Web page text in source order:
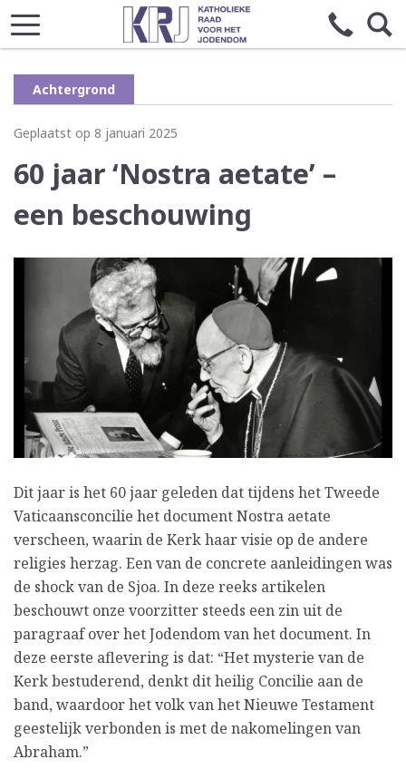
Achtergrond
Geplaatst op 8 januari 2025
60 jaar ‘Nostra aetate’ –
een beschouwing
Dit jaar is het 60 jaar geleden dat tijdens het Tweede
Vaticaansconcilie het document Nostra aetate
verscheen, waarin de Kerk haar visie op de andere
religies herzag. Een van de concrete aanleidingen was
de shock van de Sjoa. In deze reeks artikelen
beschouwt onze voorzitter steeds een zin uit de
paragraaf over het Jodendom van het document. In
deze eerste aflevering is dat: “Het mysterie van de
Kerk bestuderend, denkt dit heilig Concilie aan de
band, waardoor het volk van het Nieuwe Testament
geestelijk verbonden is met de nakomelingen van
Abraham.”